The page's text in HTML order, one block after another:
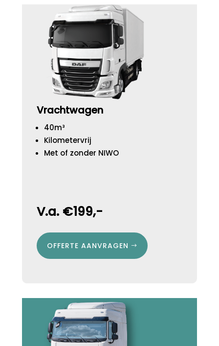
Vrachtwagen
40m³
Kilometervrij
Met of zonder NIWO
V.a. €199,-
OFFERTE AANVRAGEN